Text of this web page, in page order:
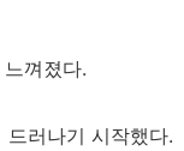
껴졌다.
드러나기 시작했다.